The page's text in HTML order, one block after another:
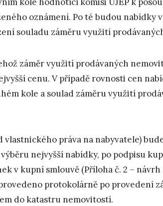
kole hodnotící komisi UJEP k
oznámení. Po té budou nabídky
souladu záměru využití
záměr využití prodávaných
cenu. V případě rovnosti cen
kole a soulad záměru využití
práva na nabyvatele)
nejvyšší nabídky, po podpisu
v kupní smlouvě (Příloha č. 2 –
protokolárně po provedení
do katastru nemovitostí.